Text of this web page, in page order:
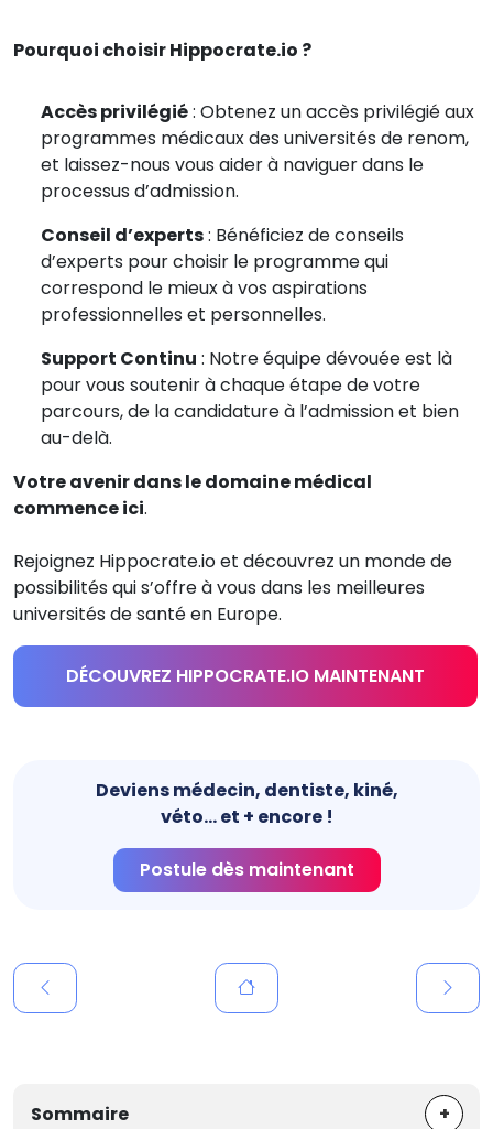
Pourquoi choisir Hippocrate.io ?
Accès privilégié: Obtenez un accès privilégié aux
programmes médicaux des universités de renom,
et laissez-nous vous aider à naviguer dans le
processus d’admission.
Conseil d’experts: Bénéficiez de conseils
d’experts pour choisir le programme qui
correspond le mieux à vos aspirations
professionnelles et personnelles.
Support Continu : Notre équipe dévouée est là
pour vous soutenir à chaque étape de votre
parcours, de la candidature à l’admission et bien
au-delà.
Votre avenir dans le domaine médical
commence ici.
Rejoignez Hippocrate.io et découvrez un monde de
possibilités qui s’offre à vous dans les meilleures
universités de santé en Europe.
DÉCOUVREZ HIPPOCRATE.IO MAINTENANT
Deviens médecin, dentiste, kiné,
véto... et + encore !
Postule dès maintenant
Sommaire +